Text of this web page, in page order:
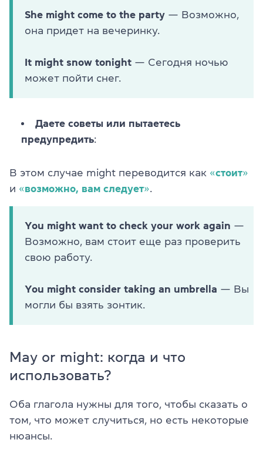
She might come to the party — Возможно,
она придет на вечеринку.
It might snow tonight — Сегодня ночью
может пойти снег.
Даете советы или пытаетесь
предупредить:
В этом случае might переводится как «стоит»
и «возможно, вам следует»
You might want to check your work again —
Возможно, вам стоит еще раз проверить
свою работу.
You might consider taking an umbrella — Вы
могли бы взять зонтик.
May or might: когда и что
использовать?
Оба глагола нужны для того, чтобы сказать о
том, что может случиться, но есть некоторые
нюансы.